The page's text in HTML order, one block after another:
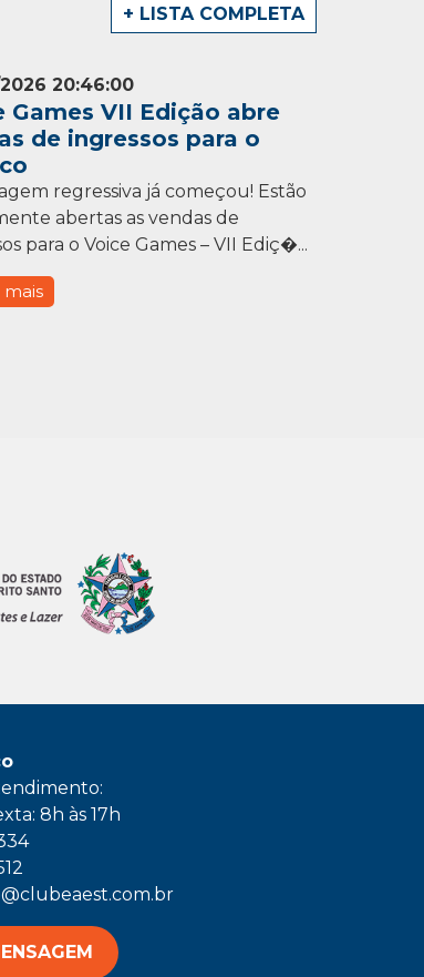
+ LISTA COMPLETA
20:46:00
Games VII Edição abre
de ingressos para o
regressiva já começou! Estão
abertas as vendas de
para o Voice Games – VII Ediç�...
mais
8h às 17h